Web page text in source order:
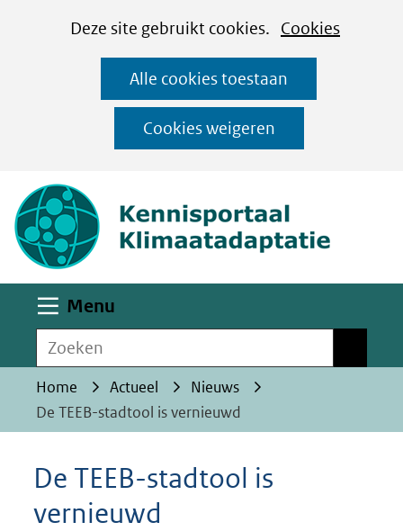
CookiesDeze site gebruikt cookies. Cookies
op
deze
website
worden
toegestaan
geweigerd.
Alle cookies toestaan
Cookies weigeren
Ga
naar
de
inhoud
Menu
Zoeken
Home Actueel
Nieuws
De TEEB-stadtool is vernieuwd
De TEEB-stadtool is
vernieuwd